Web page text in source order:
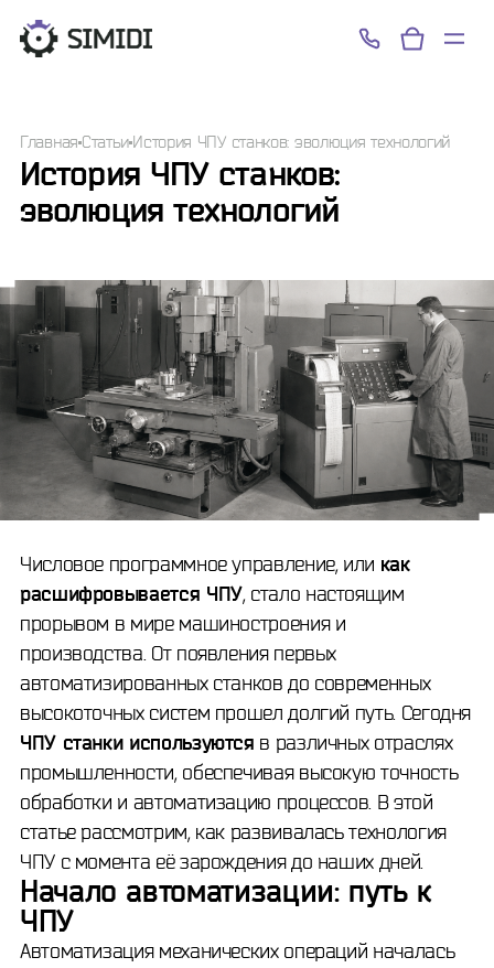
Главная Статьи История ЧПУ станков: эволюция технологий
История ЧПУ станков:
эволюция технологий
Числовое программное управление, или как
расшифровывается ЧПУ, стало настоящим
прорывом в мире машиностроения и
производства. От появления первых
автоматизированных станков до современных
высокоточных систем прошел долгий путь. Сегодня
ЧПУ станки используются в различных отраслях
промышленности, обеспечивая высокую точность
обработки и автоматизацию процессов. В этой
статье рассмотрим, как развивалась технология
ЧПУ с момента её зарождения до наших дней.
Начало автоматизации: путь к
ЧПУ
Автоматизация механических операций началась